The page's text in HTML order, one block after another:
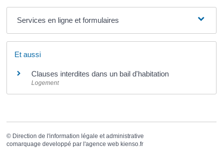
Services en ligne et formulaires
Et aussi
Clauses interdites dans un bail d'habitation
Logement
© Direction de l'information légale et administrative
comarquage developpé par l'agence web kienso.fr